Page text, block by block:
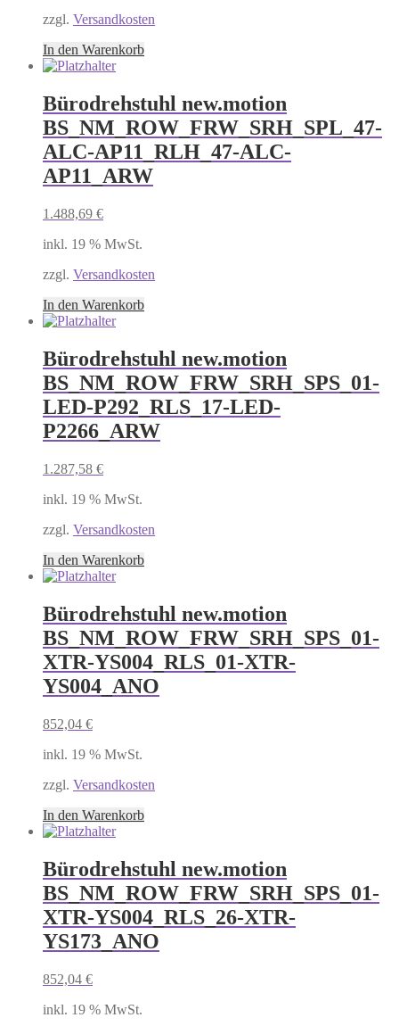
zzgl. Versandkosten
In den Warenkorb
Bürodrehstuhl new.motion
BS_NM_ROW_FRW_SRH_SPL_47-
ALC-AP11_RLH_47-ALC-
AP11_ARW
1.488,69 €
inkl. 19 % MwSt.
zzgl. Versandkosten
In den Warenkorb
Bürodrehstuhl new.motion
BS_NM_ROW_FRW_SRH_SPS_01-
LED-P292_RLS_17-LED-
P2266_ARW
1.287,58 €
inkl. 19 % MwSt.
zzgl. Versandkosten
In den Warenkorb
Bürodrehstuhl new.motion
BS_NM_ROW_FRW_SRH_SPS_01-
XTR-YS004_RLS_01-XTR-
YS004_ANO
852,04 €
inkl. 19 % MwSt.
zzgl. Versandkosten
In den Warenkorb
Bürodrehstuhl new.motion
BS_NM_ROW_FRW_SRH_SPS_01-
XTR-YS004_RLS_26-XTR-
YS173_ANO
852,04 €
inkl. 19 % MwSt.